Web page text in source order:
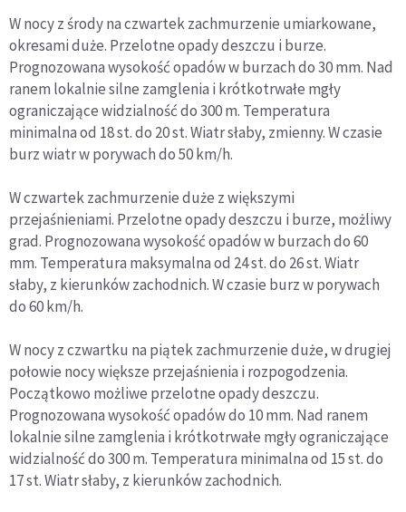
W nocy z środy na czwartek zachmurzenie umiarkowane,
okresami duże. Przelotne opady deszczu i burze.
Prognozowana wysokość opadów w burzach do 30 mm. Nad
ranem lokalnie silne zamglenia i krótkotrwałe mgły
ograniczające widzialność do 300 m. Temperatura
minimalna od 18 st. do 20 st. Wiatr słaby, zmienny. W czasie
burz wiatr w porywach do 50 km/h.
W czwartek zachmurzenie duże z większymi
przejaśnieniami. Przelotne opady deszczu i burze, możliwy
grad. Prognozowana wysokość opadów w burzach do 60
mm. Temperatura maksymalna od 24 st. do 26 st. Wiatr
słaby, z kierunków zachodnich. W czasie burz w porywach
do 60 km/h.
W nocy z czwartku na piątek zachmurzenie duże, w drugiej
połowie nocy większe przejaśnienia i rozpogodzenia.
Początkowo możliwe przelotne opady deszczu.
Prognozowana wysokość opadów do 10 mm. Nad ranem
lokalnie silne zamglenia i krótkotrwałe mgły ograniczające
widzialność do 300 m. Temperatura minimalna od 15 st. do
17 st. Wiatr słaby, z kierunków zachodnich.